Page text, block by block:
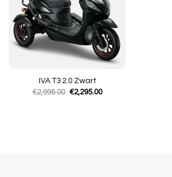
IVA T3 2.0 Zwart
€2,995.00 Oorspronkelijke
€2,295.00Huidige